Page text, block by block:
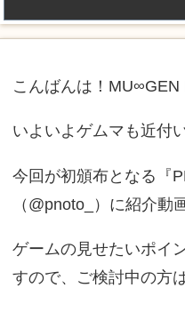
こんばんは！MU∞GEN
いよいよゲムマも近付
今回が初頒布となる『
（@pnoto_）に紹介動
ゲームの見せたいポイ
すので、ご検討中の方